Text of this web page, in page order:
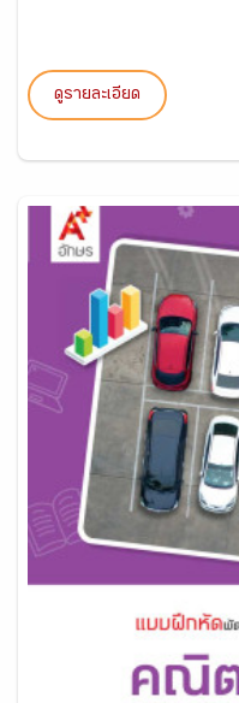
ดูรายละเอียด